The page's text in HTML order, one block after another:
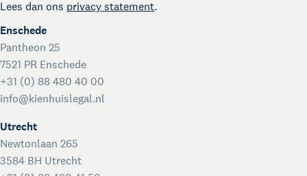
Talentondersteuning
Lees dan ons privacy statement.
Enschede
Pantheon 25
7521 PR Enschede
+31 (0) 88 480 40 00
info@kienhuislegal.nl
Utrecht
Newtonlaan 265
3584 BH Utrecht